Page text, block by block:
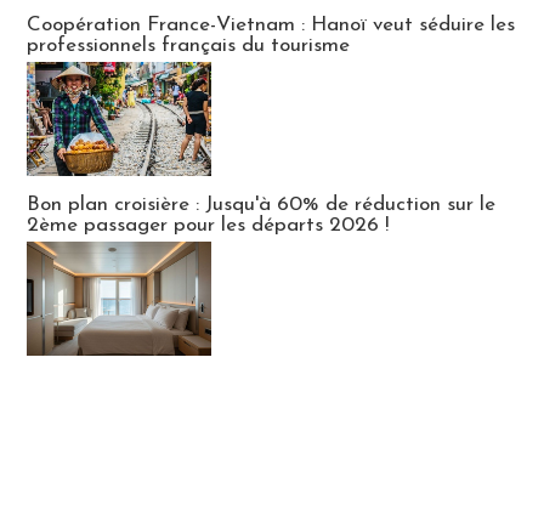
Coopération France-Vietnam : Hanoï veut séduire les
professionnels français du tourisme
Bon plan croisière : Jusqu'à 60% de réduction sur le
2ème passager pour les départs 2026 !